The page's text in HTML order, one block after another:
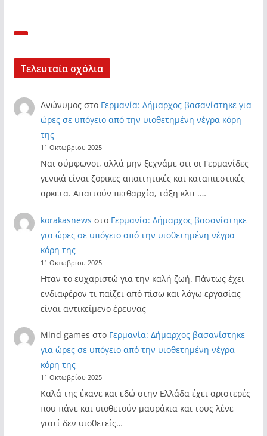
Τελευταία σχόλια
Ανώνυμος στο Γερμανία: Δήμαρχος βασανίστηκε για
ώρες σε υπόγειο από την υιοθετημένη νέγρα κόρη
της
11 Οκτωβρίου 2025
Ναι σύμφωνοι, αλλά μην ξεχνάμε οτι οι Γερμανίδες
γενικά είναι ζορικες απαιτητικές και καταπιεστικές
αρκετα. Απαιτούν πειθαρχία, τάξη κλπ .…
korakasnews στο Γερμανία: Δήμαρχος βασανίστηκε
για ώρες σε υπόγειο από την υιοθετημένη νέγρα
κόρη της
11 Οκτωβρίου 2025
Ηταν το ευχαριστώ για την καλή ζωή. Πάντως έχει
ενδιαφέρον τι παίζει από πίσω και λόγω εργασίας
είναι αντικείμενο έρευνας
Mind games στο Γερμανία: Δήμαρχος βασανίστηκε
για ώρες σε υπόγειο από την υιοθετημένη νέγρα
κόρη της
11 Οκτωβρίου 2025
Καλά της έκανε και εδώ στην Ελλάδα έχει αριστερές
που πάνε και υιοθετούν μαυράκια και τους λένε
γιατί δεν υιοθετείς…